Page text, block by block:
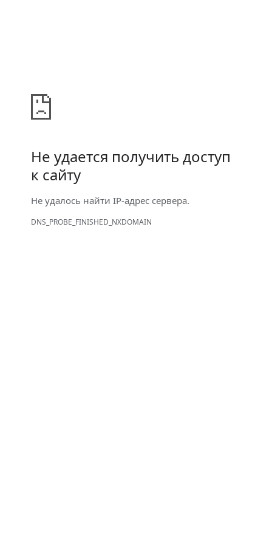
Не удается получить доступ
к сайту
Не удалось найти IP-адрес сервера.
DNS_PROBE_FINISHED_NXDOMAIN